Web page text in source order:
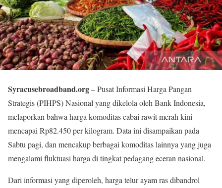
Syracusebroadband.org– Pusat Informasi Harga Pangan
Strategis (PIHPS) Nasional yang dikelola oleh Bank Indonesia,
melaporkan bahwa harga komoditas cabai rawit merah kini
mencapai Rp82.450 per kilogram. Data ini disampaikan pada
Sabtu pagi, dan mencakup berbagai komoditas lainnya yang juga
mengalami fluktuasi harga di tingkat pedagang eceran nasional.
Dari informasi yang diperoleh, harga telur ayam ras dibandrol